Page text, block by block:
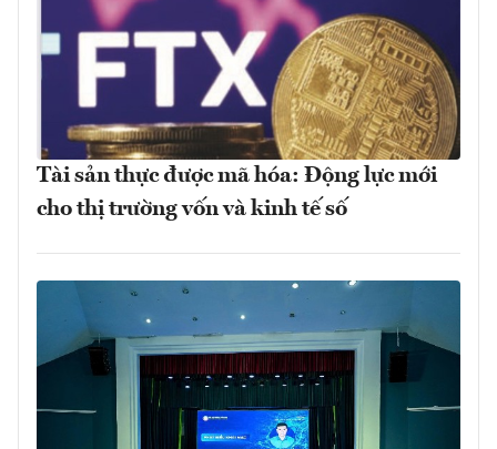
Tài sản thực được mã hóa: Động lực mới
cho thị trường vốn và kinh tế số